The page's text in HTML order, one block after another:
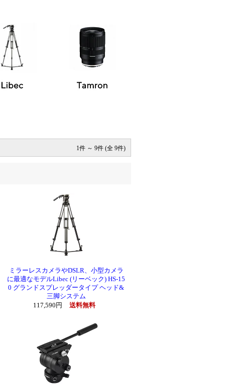
1件 ～ 9件 (全 9件)
ミラーレスカメラやDSLR、小型カメラ
に最適なモデルLibec (リーベック) HS-15
0 グランドスプレッダータイプ ヘッド&
三脚システム
117,590円
送料無料